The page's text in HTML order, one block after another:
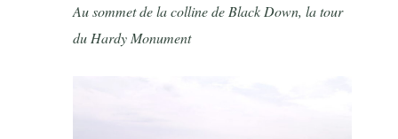
Au sommet de la colline de Black Down, la tour
du Hardy Monument